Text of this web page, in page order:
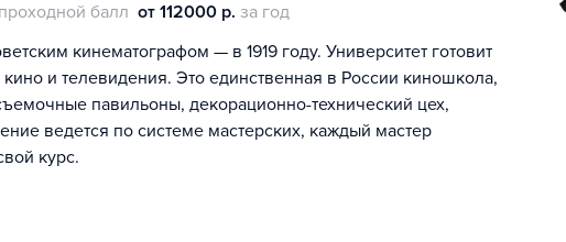
проходной балл от 112000 р. за год
кинематографом — в 1919 году. Университет готовит
и телевидения. Это единственная в России киношкола,
павильоны, декорационно-технический цех,
ведется по системе мастерских, каждый мастер
курс.